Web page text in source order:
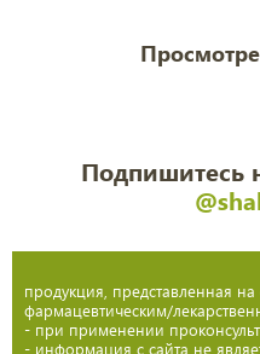
Подпишитесь
продукция, представленная на
фармацевтическим/
- при применении
- информация с сайта не